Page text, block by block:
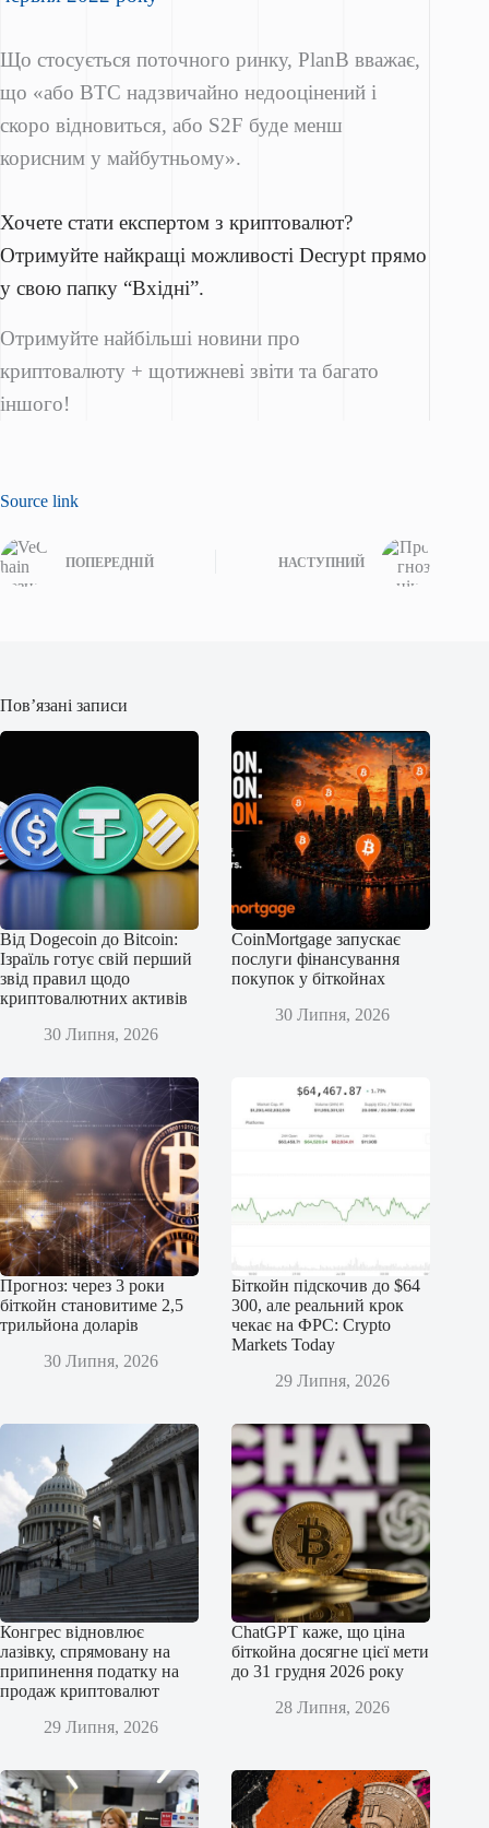
Що стосується поточного ринку, PlanB вважає,
що «або BTC надзвичайно недооцінений і
скоро відновиться, або S2F буде менш
корисним у майбутньому».
Хочете стати експертом з криптовалют?
Отримуйте найкращі можливості Decrypt прямо
у свою папку “Вхідні”.
Отримуйте найбільші новини про
криптовалюту + щотижневі звіти та багато
іншого!
Source link
ПОПЕРЕДНІЙ НАСТУПНИЙ
Пов’язані записи
Від Dogecoin до Bitcoin:
Ізраїль готує свій перший
звід правил щодо
криптовалютних активів
30 Липня, 2026
CoinMortgage запускає
послуги фінансування
покупок у біткойнах
30 Липня, 2026
Прогноз: через 3 роки
біткойн становитиме 2,5
трильйона доларів
30 Липня, 2026
Біткойн підскочив до $64
300, але реальний крок
чекає на ФРС: Crypto
Markets Today
29 Липня, 2026
Конгрес відновлює
лазівку, спрямовану на
припинення податку на
продаж криптовалют
29 Липня, 2026
ChatGPT каже, що ціна
біткойна досягне цієї мети
до 31 грудня 2026 року
28 Липня, 2026